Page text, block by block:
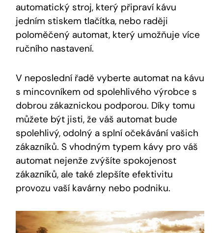
automatický stroj, který připraví kávu
jedním stiskem tlačítka, nebo raději
poloměčený automat, který umožňuje více
ručního nastavení.
V neposlední řadě vyberte automat na kávu
s mincovníkem od spolehlivého výrobce s
dobrou zákaznickou podporou. Díky tomu
můžete být jisti, že váš automat bude
spolehlivý, odolný a splní očekávání vašich
zákazníků. S vhodným typem kávy pro váš
automat nejenže zvýšíte spokojenost
zákazníků, ale také zlepšíte efektivitu
provozu vaší kavárny nebo podniku.